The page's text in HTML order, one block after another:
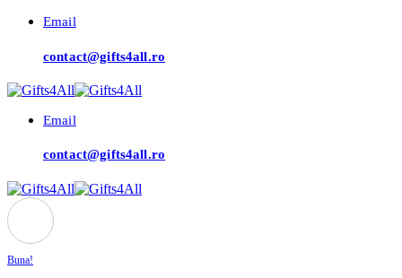
Email
contact@gifts4all.ro
Email
contact@gifts4all.ro
Buna!